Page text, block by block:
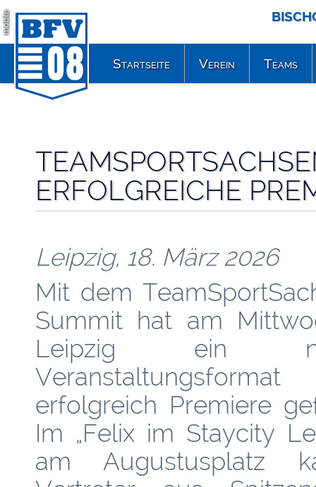
mobile
ERFOLGREICHE
Leipzig, 18. März 2026
Mit dem
Summit hat am
Leipzig ein
Veranstaltungsformat
erfolgreich Premiere
Im „Felix im Staycity
am Augustusplatz
Startseite Verein Teams